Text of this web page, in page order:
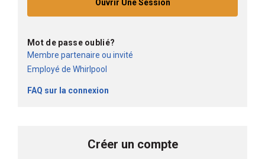
Ouvrir Une Session
Mot de passe oublié?
Membre partenaire ou invité
Employé de Whirlpool
FAQ sur la connexion
Créer un compte